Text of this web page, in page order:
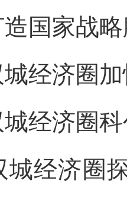
国家战
经济圈
经济圈
城经济圈